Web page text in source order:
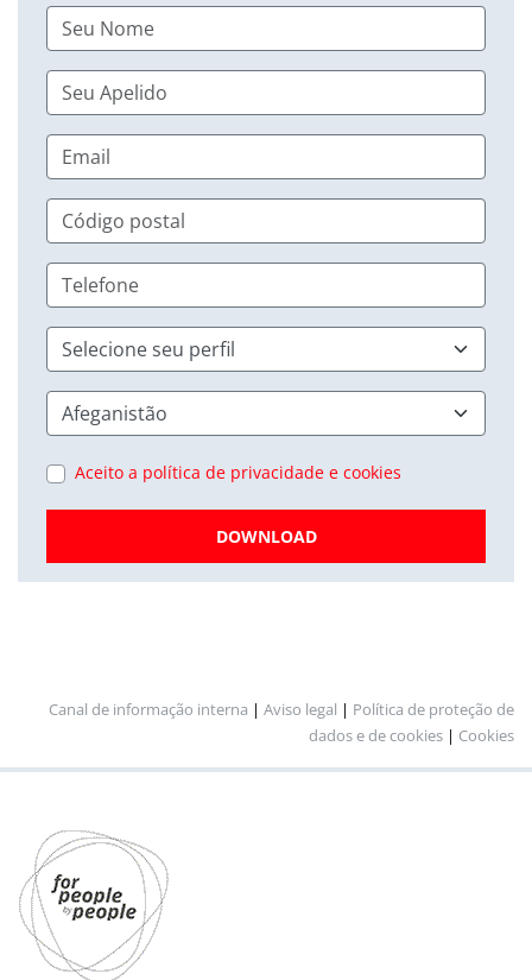
Aceito a política de privacidade e cookies
DOWNLOAD
Canal de informação interna | Aviso legal | Política de proteção de
dados e de cookies | Cookies